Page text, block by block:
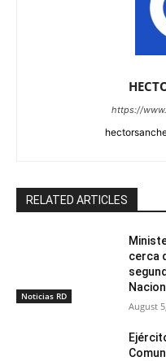
https://
RELATED ARTICLES
Noticias RD
cerca
August